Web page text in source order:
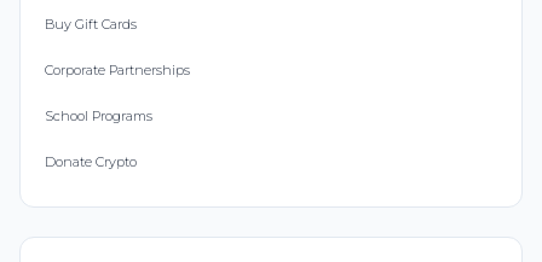
Buy Gift Cards
Corporate Partnerships
School Programs
Donate Crypto